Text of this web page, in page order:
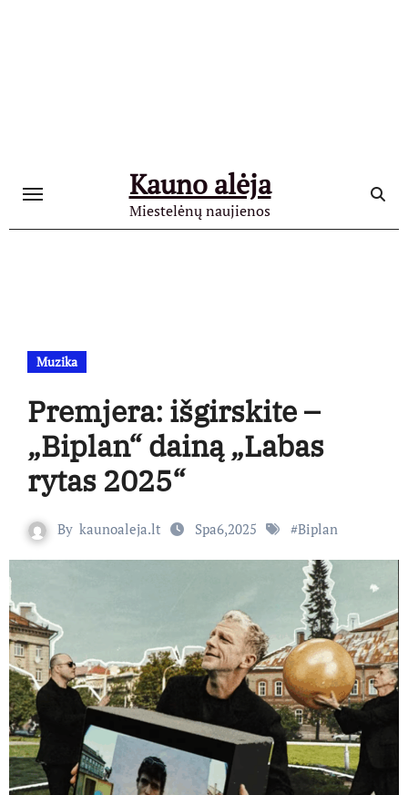
Kauno alėja
Miestelėnų naujienos
Muzika
Premjera: išgirskite –
„Biplan“ dainą „Labas
rytas 2025“
By kaunoaleja.lt Spa6,2025 #Biplan